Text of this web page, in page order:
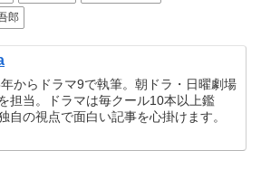
郎
からドラマ9で執筆。朝ドラ・日曜劇場
担当。ドラマは毎クール10本以上鑑
自の視点で面白い記事を心掛けます。